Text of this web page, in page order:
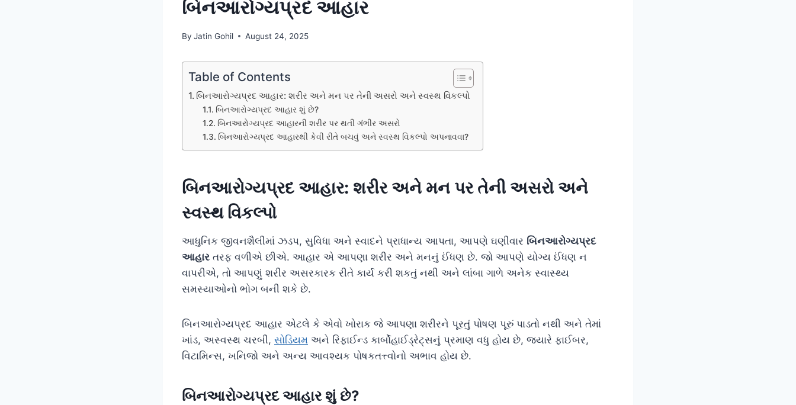
બિનઆરોગ્યપ્રદ આહાર
By Jatin Gohil August 24, 2025
Table of Contents
બિનઆરોગ્યપ્રદ આહાર: શરીર અને મન પર તેની અસરો અને સ્વસ્થ વિકલ્પો
બિનઆરોગ્યપ્રદ આહાર શું છે?
બિનઆરોગ્યપ્રદ આહારની શરીર પર થતી ગંભીર અસરો
બિનઆરોગ્યપ્રદ આહારથી કેવી રીતે બચવું અને સ્વસ્થ વિકલ્પો અપનાવવા?
બિનઆરોગ્યપ્રદ આહાર: શરીર અને મન પર તેની અસરો અને
સ્વસ્થ વિકલ્પો
આધુનિક જીવનશૈલીમાં ઝડપ, સુવિધા અને સ્વાદને પ્રાધાન્ય આપતા, આપણે ઘણીવાર બિનઆરોગ્યપ્રદ
આહાર તરફ વળીએ છીએ. આહાર એ આપણા શરીર અને મનનું ઈંધણ છે. જો આપણે યોગ્ય ઈંધણ ન
વાપરીએ, તો આપણું શરીર અસરકારક રીતે કાર્ય કરી શકતું નથી અને લાંબા ગાળે અનેક સ્વાસ્થ્ય
સમસ્યાઓનો ભોગ બની શકે છે.
બિનઆરોગ્યપ્રદ આહાર એટલે કે એવો ખોરાક જે આપણા શરીરને પૂરતું પોષણ પૂરું પાડતો નથી અને તેમાં
ખાંડ, અસ્વસ્થ ચરબી, સોડિયમ અને રિફાઈન્ડ કાર્બોહાઈડ્રેટ્સનું પ્રમાણ વધુ હોય છે, જ્યારે ફાઈબર,
વિટામિન્સ, ખનિજો અને અન્ય આવશ્યક પોષકતત્ત્વોનો અભાવ હોય છે.
બિનઆરોગ્યપ્રદ આહાર શું છે?